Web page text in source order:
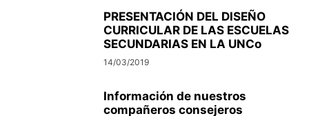
PRESENTACIÓN DEL DISEÑO
CURRICULAR DE LAS ESCUELAS
SECUNDARIAS EN LA UNCo
14/03/2019
Información de nuestros
compañeros consejeros